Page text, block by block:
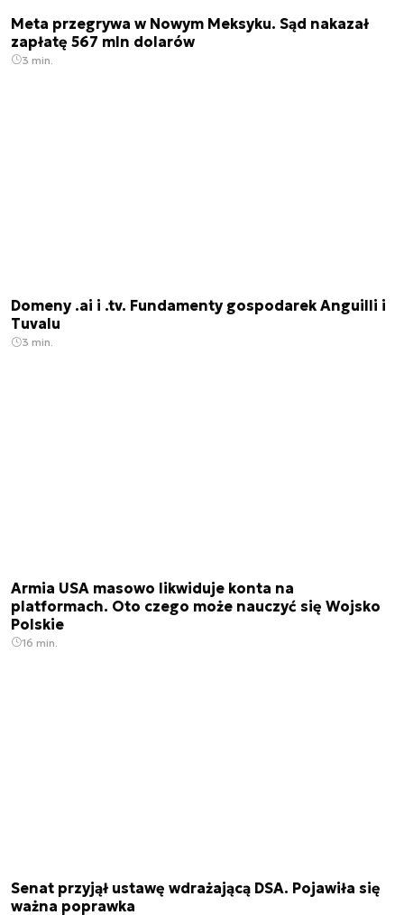
Meta przegrywa w Nowym Meksyku. Sąd nakazał
zapłatę 567 mln dolarów
3 min.
Domeny .ai i .tv. Fundamenty gospodarek Anguilli i
Tuvalu
3 min.
Armia USA masowo likwiduje konta na
platformach. Oto czego może nauczyć się Wojsko
Polskie
16 min.
Senat przyjął ustawę wdrażającą DSA. Pojawiła się
ważna poprawka